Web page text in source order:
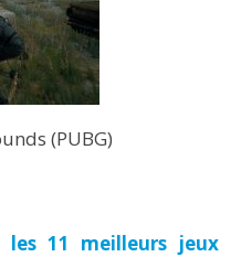
(PUBG)
les 11 meilleurs jeux